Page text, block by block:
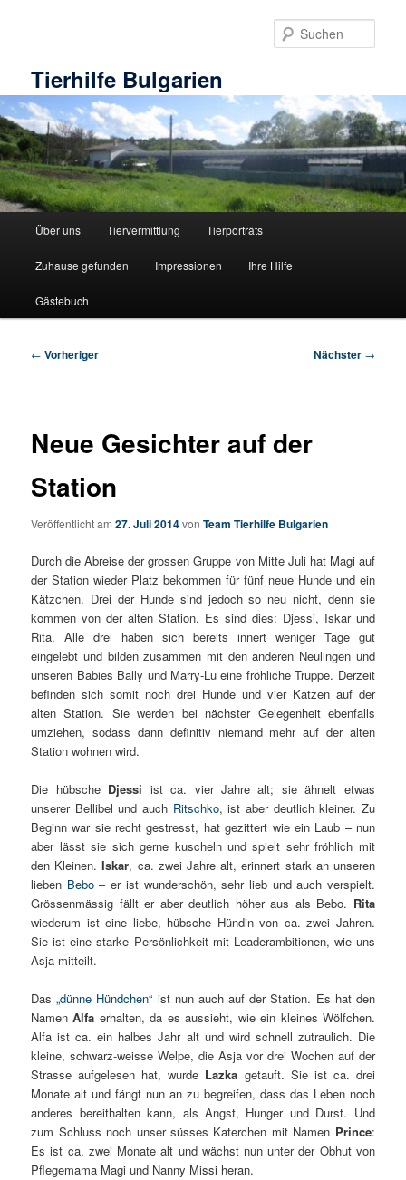
Tierhilfe Bulgarien
HauptmenüÜber uns Tiervermittlung Tierporträts
Zuhause gefunden Impressionen Ihre Hilfe
Gästebuch
Beitragsnavigation
← Vorheriger Nächster →
Neue Gesichter auf der
Station
Veröffentlicht am27. Juli 2014vonTeam Tierhilfe Bulgarien
Durch die Abreise der grossen Gruppe von Mitte Juli hat Magi auf
der Station wieder Platz bekommen für fünf neue Hunde und ein
Kätzchen. Drei der Hunde sind jedoch so neu nicht, denn sie
kommen von der alten Station. Es sind dies: Djessi, Iskar und
Rita. Alle drei haben sich bereits innert weniger Tage gut
eingelebt und bilden zusammen mit den anderen Neulingen und
unseren Babies Bally und Marry-Lu eine fröhliche Truppe. Derzeit
befinden sich somit noch drei Hunde und vier Katzen auf der
alten Station. Sie werden bei nächster Gelegenheit ebenfalls
umziehen, sodass dann definitiv niemand mehr auf der alten
Station wohnen wird.
Die hübsche Djessi ist ca. vier Jahre alt; sie ähnelt etwas
unserer Bellibel und auch Ritschko, ist aber deutlich kleiner. Zu
Beginn war sie recht gestresst, hat gezittert wie ein Laub – nun
aber lässt sie sich gerne kuscheln und spielt sehr fröhlich mit
den Kleinen.Iskar, ca. zwei Jahre alt, erinnert stark an unseren
lieben Bebo– er ist wunderschön, sehr lieb und auch verspielt.
Grössenmässig fällt er aber deutlich höher aus als Bebo. Rita
wiederum ist eine liebe, hübsche Hündin von ca. zwei Jahren.
Sie ist eine starke Persönlichkeit mit Leaderambitionen, wie uns
Asja mitteilt.
Das„dünne Hündchen“ ist nun auch auf der Station. Es hat den
NamenAlfa erhalten, da es aussieht, wie ein kleines Wölfchen.
Alfa ist ca. ein halbes Jahr alt und wird schnell zutraulich. Die
kleine, schwarz-weisse Welpe, die Asja vor drei Wochen auf der
Strasse aufgelesen hat, wurde Lazka getauft. Sie ist ca. drei
Monate alt und fängt nun an zu begreifen, dass das Leben noch
anderes bereithalten kann, als Angst, Hunger und Durst. Und
zum Schluss noch unser süsses Katerchen mit Namen Prince:
Es ist ca. zwei Monate alt und wächst nun unter der Obhut von
Pflegemama Magi und Nanny Missi heran.